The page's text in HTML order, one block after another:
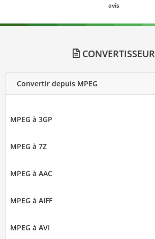
avis
CONVERTISSEUR
Convertir depuis MPEG
MPEG à 3GP
MPEG à 7Z
MPEG à AAC
MPEG à AIFF
MPEG à AVI